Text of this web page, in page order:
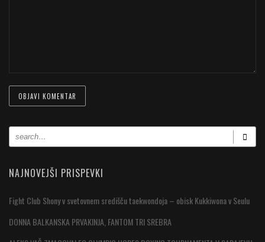
NAJNOVEJŠI PRISPEVKI
Fight Club Shony v svetovnem središču taekwondoja – obisk Kukkiwona v Seulu
DONNA BALKANSKA PRVAKINJA, FANTOM TRI SREBRA